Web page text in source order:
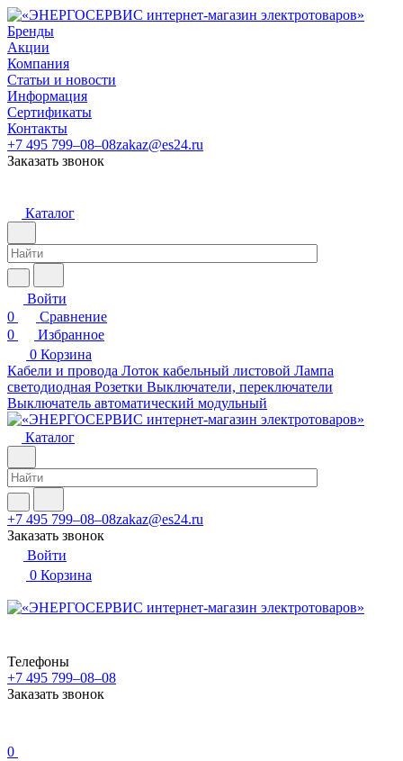
Бренды
Акции
Компания
Статьи и новости
Информация
Сертификаты
Контакты
+7 495 799–08–08zakaz@es24.ru
Заказать звонок
Каталог
Войти
0
Сравнение
0
Избранное
0 Корзина
Кабели и провода Лоток кабельный листовой Лампа
светодиодная Розетки Выключатели, переключатели
Выключатель автоматический модульный
Каталог
+7 495 799–08–08zakaz@es24.ru
Заказать звонок
Войти
0 Корзина
Телефоны
+7 495 799–08–08
Заказать звонок
0